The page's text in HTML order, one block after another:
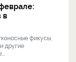
в
фикусы,
другие